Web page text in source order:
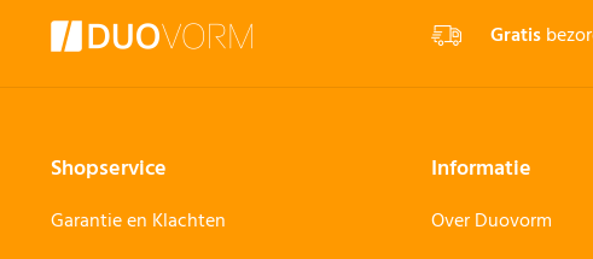
Gratis
Shopservice
Garantie en Klachten
Informatie
Over Duovorm